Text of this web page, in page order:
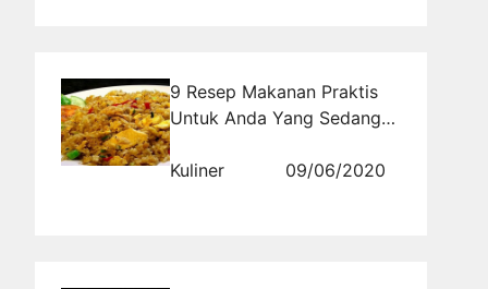
9 Resep Makanan Praktis
Untuk Anda Yang Sedang
Kuliner
09/06/2020